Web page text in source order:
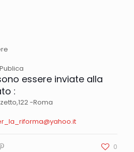
essere inviate alla
:
-Roma
0